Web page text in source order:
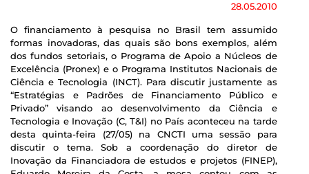
28.05.2010
O financiamento à pesquisa no Brasil tem assumido
formas inovadoras, das quais são bons exemplos, além
dos fundos setoriais, o Programa de Apoio a Núcleos de
Excelência (Pronex) e o Programa Institutos Nacionais de
Ciência e Tecnologia (INCT). Para discutir justamente as
“Estratégias e Padrões de Financiamento Público e
Privado” visando ao desenvolvimento da Ciência e
Tecnologia e Inovação (C, T&I) no País aconteceu na tarde
desta quinta-feira (27/05) na CNCTI uma sessão para
discutir o tema. Sob a coordenação do diretor de
Inovação da Financiadora de estudos e projetos (FINEP),